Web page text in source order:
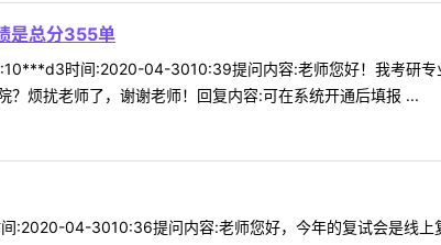
是总分355单
时间:2020-04-3010:39提问内容:老师您好！我考研
烦扰老师了，谢谢老师！回复内容:可在系统开通后填报 ...
:2020-04-3010:36提问内容:老师您好，今年的复试会是线上